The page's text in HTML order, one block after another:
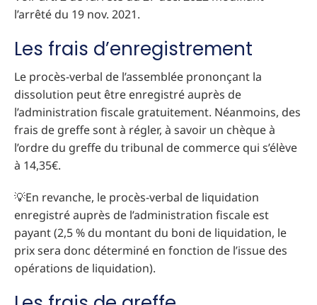
l’arrêté du 19 nov. 2021.
Les frais d’enregistrement
Le procès-verbal de l’assemblée prononçant la
dissolution peut être enregistré auprès de
l’administration fiscale gratuitement. Néanmoins, des
frais de greffe sont à régler, à savoir un chèque à
l’ordre du greffe du tribunal de commerce qui s’élève
à 14,35€.
💡En revanche, le procès-verbal de liquidation
enregistré auprès de l’administration fiscale est
payant (2,5 % du montant du boni de liquidation, le
prix sera donc déterminé en fonction de l’issue des
opérations de liquidation).